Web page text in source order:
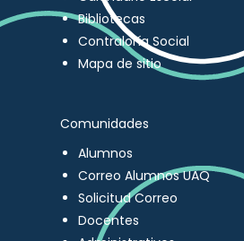
Bibliotecas
Contraloría Social
Mapa de sitio
Comunidades
Alumnos
Correo Alumnos UAQ
Solicitud Correo
Docentes